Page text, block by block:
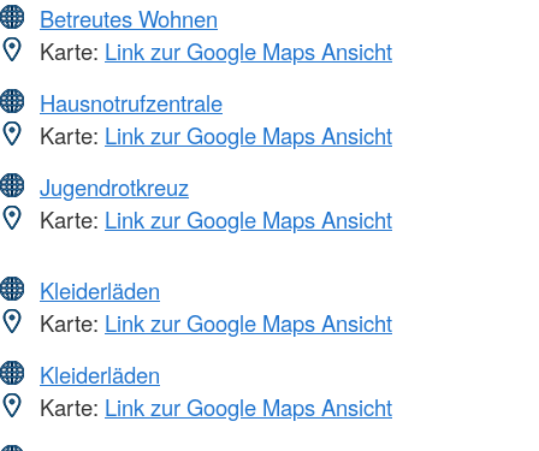
Betreutes Wohnen
Karte: Link zur Google Maps Ansicht
Hausnotrufzentrale
Karte: Link zur Google Maps Ansicht
Jugendrotkreuz
Karte: Link zur Google Maps Ansicht
Kleiderläden
Karte: Link zur Google Maps Ansicht
Kleiderläden
Karte: Link zur Google Maps Ansicht